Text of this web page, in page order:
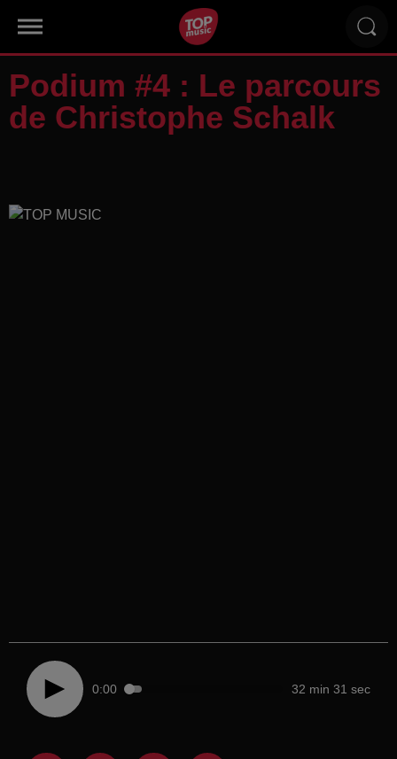
Podium #4 : Le parcours
de Christophe Schalk
0:00 32 min 31 sec